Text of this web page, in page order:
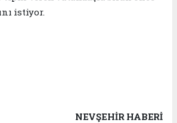
istiyor.
NEVŞEHIR HABERİ